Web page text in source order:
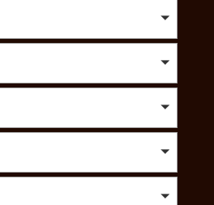
prix. A travers une large sélection de
descente/freeride, fat, dirt. Afin
produits spécialisés vous
idéal dans des gammes comme le
vélo couché ou bien même
de BMX, des vélos pliants, des
draisiennes. Pour votre enfant
parmi une diversité de vélos. Pour
parfait pour votre pratique,
critères à sélectionner pour